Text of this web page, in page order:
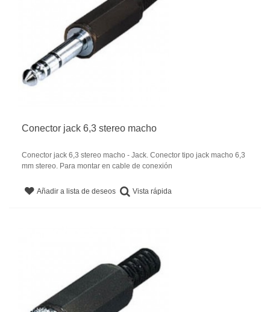
Conector jack 6,3 stereo macho
Conector jack 6,3 stereo macho - Jack. Conector tipo jack macho 6,3
mm stereo. Para montar en cable de conexión
Añadir a lista de deseos Vista rápida